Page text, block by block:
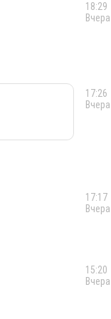
18:29
Вчера
17:26
Вчера
17:17
Вчера
15:20
Вчера